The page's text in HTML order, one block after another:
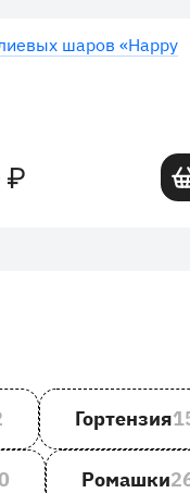
шаров «Happy
₽
Гортензия
Ромашки